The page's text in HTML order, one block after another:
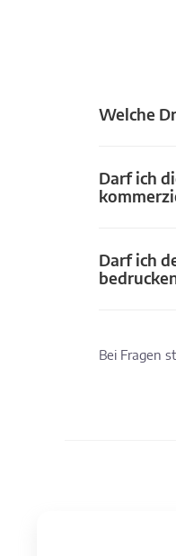
Welche
Darf ich
Darf ich
Bei Fragen